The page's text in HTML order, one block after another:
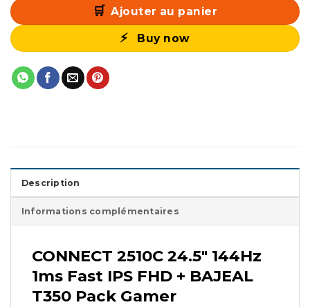
Ajouter au panier
Buy now
Description
Informations complémentaires
CONNECT 2510C 24.5″ 144Hz
1ms Fast IPS FHD + BAJEAL
T350 Pack Gamer